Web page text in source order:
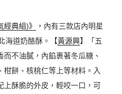
經典組)》
，內有三款店內明星
海道奶酪酥。【黃源興】「五
不油膩，內餡裹著冬瓜糖、
餅、核桃仁等上等材料。入
上酥脆的外皮，輕咬一口，可